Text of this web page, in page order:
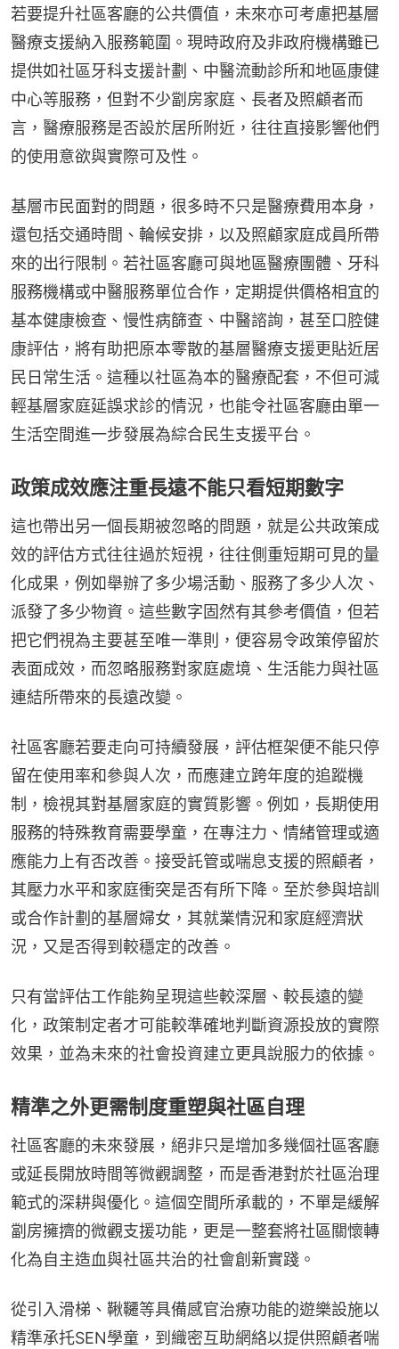
若要提升社區客廳的公共價值，未來亦可考慮把基層
醫療支援納入服務範圍。現時政府及非政府機構雖已
提供如社區牙科支援計劃、中醫流動診所和地區康健
中心等服務，但對不少劏房家庭、長者及照顧者而
言，醫療服務是否設於居所附近，往往直接影響他們
的使用意欲與實際可及性。
基層市民面對的問題，很多時不只是醫療費用本身，
還包括交通時間、輪候安排，以及照顧家庭成員所帶
來的出行限制。若社區客廳可與地區醫療團體、牙科
服務機構或中醫服務單位合作，定期提供價格相宜的
基本健康檢查、慢性病篩查、中醫諮詢，甚至口腔健
康評估，將有助把原本零散的基層醫療支援更貼近居
民日常生活。這種以社區為本的醫療配套，不但可減
輕基層家庭延誤求診的情況，也能令社區客廳由單一
生活空間進一步發展為綜合民生支援平台。
政策成效應注重長遠不能只看短期數字
這也帶出另一個長期被忽略的問題，就是公共政策成
效的評估方式往往過於短視，往往側重短期可見的量
化成果，例如舉辦了多少場活動、服務了多少人次、
派發了多少物資。這些數字固然有其參考價值，但若
把它們視為主要甚至唯一準則，便容易令政策停留於
表面成效，而忽略服務對家庭處境、生活能力與社區
連結所帶來的長遠改變。
社區客廳若要走向可持續發展，評估框架便不能只停
留在使用率和參與人次，而應建立跨年度的追蹤機
制，檢視其對基層家庭的實質影響。例如，長期使用
服務的特殊教育需要學童，在專注力、情緒管理或適
應能力上有否改善。接受託管或喘息支援的照顧者，
其壓力水平和家庭衝突是否有所下降。至於參與培訓
或合作計劃的基層婦女，其就業情況和家庭經濟狀
況，又是否得到較穩定的改善。
只有當評估工作能夠呈現這些較深層、較長遠的變
化，政策制定者才可能較準確地判斷資源投放的實際
效果，並為未來的社會投資建立更具說服力的依據。
精準之外更需制度重塑與社區自理
社區客廳的未來發展，絕非只是增加多幾個社區客廳
或延長開放時間等微觀調整，而是香港對於社區治理
範式的深耕與優化。這個空間所承載的，不單是緩解
劏房擁擠的微觀支援功能，更是一整套將社區關懷轉
化為自主造血與社區共治的社會創新實踐。
從引入滑梯、鞦韆等具備感官治療功能的遊樂設施以
精準承托SEN學童，到織密互助網絡以提供照顧者喘